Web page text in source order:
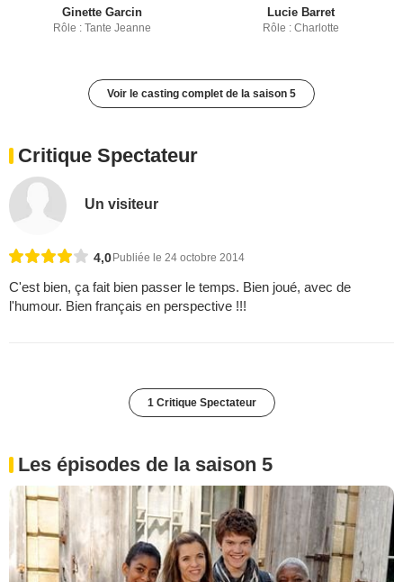
Ginette Garcin
Rôle : Tante Jeanne
Lucie Barret
Rôle : Charlotte
Voir le casting complet de la saison 5
Critique Spectateur
Un visiteur
4,0Publiée le 24 octobre 2014
C'est bien, ça fait bien passer le temps. Bien joué, avec de
l'humour. Bien français en perspective !!!
1 Critique Spectateur
Les épisodes de la saison 5